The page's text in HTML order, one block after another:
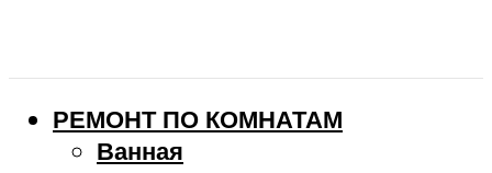
РЕМОНТ ПО КОМНАТАМ
Ванная